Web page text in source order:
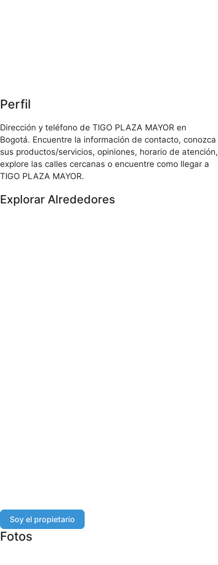
Perfil
Dirección y teléfono de TIGO PLAZA MAYOR en
Bogotá. Encuentre la información de contacto, conozca
sus productos/servicios, opiniones, horario de atención,
explore las calles cercanas o encuentre como llegar a
TIGO PLAZA MAYOR.
Explorar Alrededores
Soy el propietario
Fotos